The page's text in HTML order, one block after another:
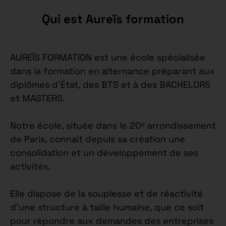
Qui est Aureïs formation
AUREÏS FORMATION est une école spécialisée
dans la formation en alternance préparant aux
diplômes d’État, des BTS et à des BACHELORS
et MASTERS.
Notre école, située dans le 20ᵉ arrondissement
de Paris, connait depuis sa création une
consolidation et un développement de ses
activités.
Elle dispose de la souplesse et de réactivité
d’une structure à taille humaine, que ce soit
pour répondre aux demandes des entreprises